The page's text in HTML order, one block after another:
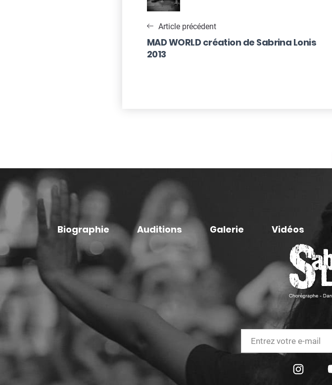
Article précédent
MAD WORLD création de Sabrina Lonis
2013
Biographie Auditions Galerie Vidéos